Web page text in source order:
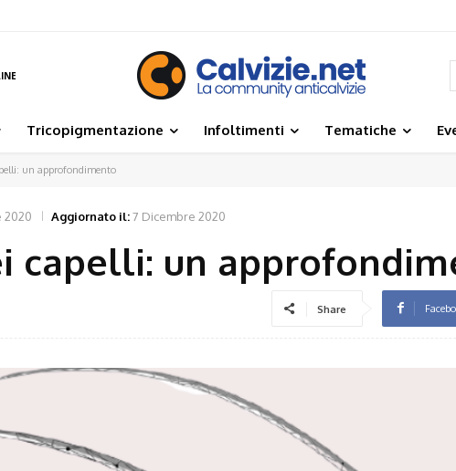
Tricopigmentazione Infoltimenti Tematiche
un approfondimento
2020 Aggiornato il:7 Dicembre 2020
capelli: un
Share